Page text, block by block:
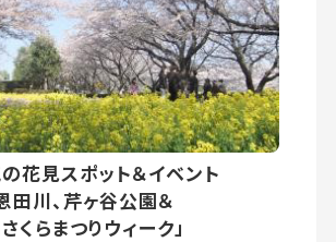
花見スポット＆イベント
田川、芹ヶ谷公園＆
くらまつりウィーク」